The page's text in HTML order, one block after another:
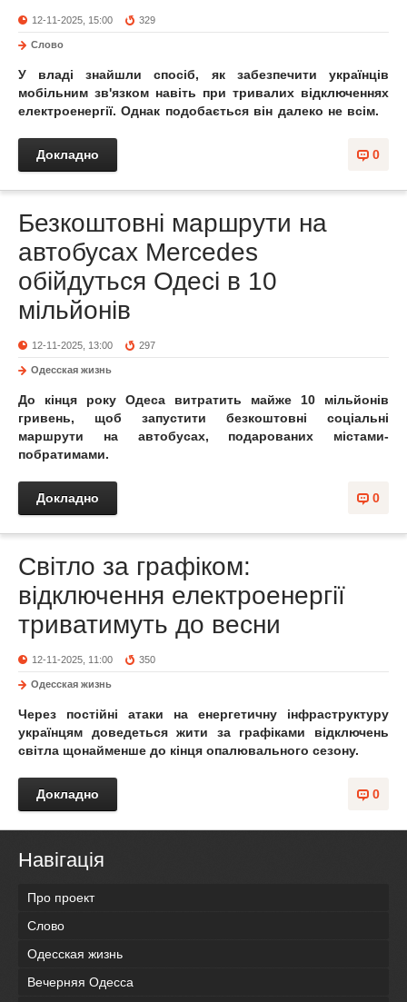
12-11-2025, 15:00 329
Слово
У владі знайшли спосіб, як забезпечити українців
мобільним зв'язком навіть при тривалих відключеннях
електроенергії. Однак подобається він далеко не всім.
0
Докладно
Безкоштовні маршрути на
автобусах Mercedes
обійдуться Одесі в 10
мільйонів
12-11-2025, 13:00 297
Одесская жизнь
До кінця року Одеса витратить майже 10 мільйонів
гривень, щоб запустити безкоштовні соціальні
маршрути на автобусах, подарованих містами-
побратимами.
0
Докладно
Світло за графіком:
відключення електроенергії
триватимуть до весни
12-11-2025, 11:00 350
Одесская жизнь
Через постійні атаки на енергетичну інфраструктуру
українцям доведеться жити за графіками відключень
світла щонайменше до кінця опалювального сезону.
0
Докладно
Навігація
Про проект
Слово
Одесская жизнь
Вечерняя Одесса